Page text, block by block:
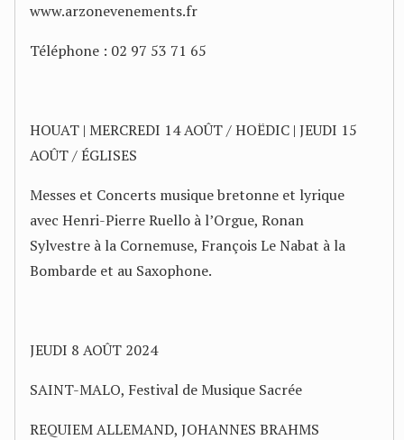
www.arzonevenements.fr
Téléphone : 02 97 53 71 65
HOUAT | MERCREDI 14 AOÛT / HOËDIC | JEUDI 15
AOÛT / ÉGLISES
Messes et Concerts musique bretonne et lyrique
avec Henri-Pierre Ruello à l’Orgue, Ronan
Sylvestre à la Cornemuse, François Le Nabat à la
Bombarde et au Saxophone.
JEUDI 8 AOÛT 2024
SAINT-MALO, Festival de Musique Sacrée
REQUIEM ALLEMAND, JOHANNES BRAHMS